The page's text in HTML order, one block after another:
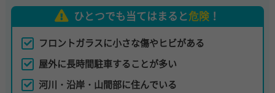
ひとつでも当てはまると危険 ！
フロントガラスに小さな傷やヒビがある
屋外に長時間駐車することが多い
河川・沿岸・山間部に住んでいる